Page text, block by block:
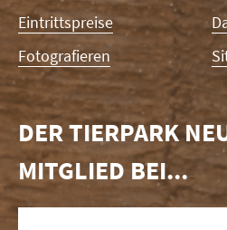
Eintrittspreise
Fotografieren
DER TIERPARK
MITGLIED BEI...